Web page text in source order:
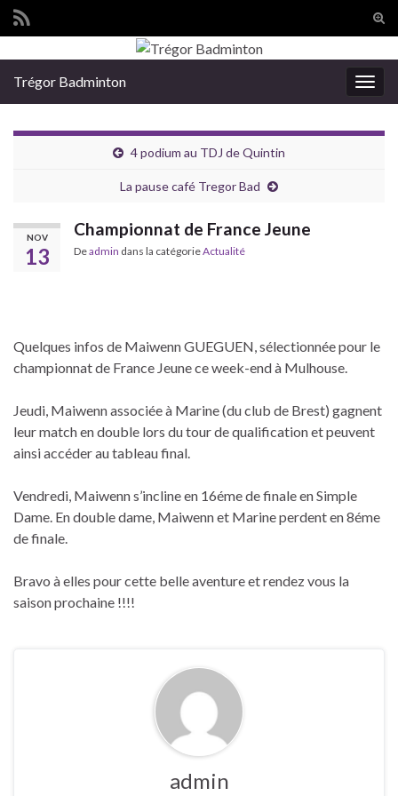
Search for:
Trégor Badminton
4 podium au TDJ de Quintin
La pause café Tregor Bad
NOV
13
Championnat de France Jeune
Deadmin dans la catégorieActualité
Quelques infos de Maiwenn GUEGUEN, sélectionnée pour le
championnat de France Jeune ce week-end à Mulhouse.
Jeudi, Maiwenn associée à Marine (du club de Brest) gagnent
leur match en double lors du tour de qualification et peuvent
ainsi accéder au tableau final.
Vendredi, Maiwenn s’incline en 16éme de finale en Simple
Dame. En double dame, Maiwenn et Marine perdent en 8éme
de finale.
Bravo à elles pour cette belle aventure et rendez vous la
saison prochaine !!!!
admin